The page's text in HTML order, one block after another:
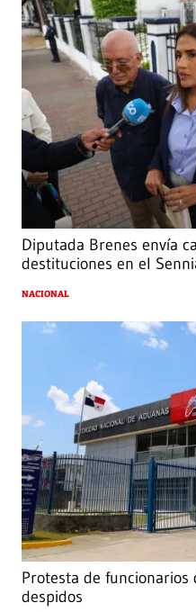
Diputada Brenes envía
destituciones en el
NACIONAL
Protesta de
despidos